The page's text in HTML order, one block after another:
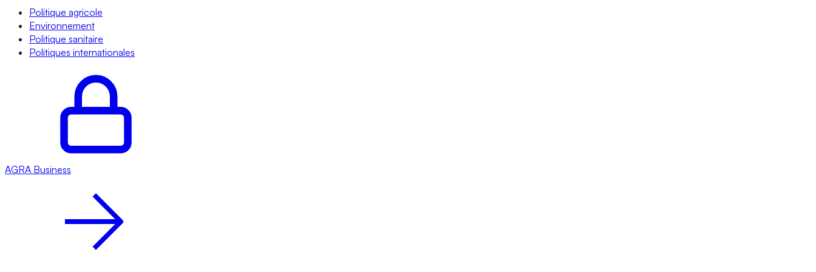
Politique agricole
Environnement
Politique sanitaire
Politiques internationales
AGRA Business